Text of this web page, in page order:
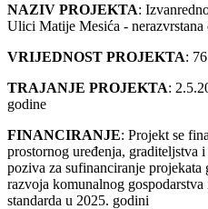
NAZIV PROJEKTA:
Ulici Matije Mesića - nerazvrstana
VRIJEDNOST PROJEKTA:
TRAJANJE PROJEKTA:
godine
FINANCIRANJE: Projekt se
prostornog uređenja, graditeljstva
poziva za sufinanciranje
razvoja komunalnog
standarda u 2025. godini